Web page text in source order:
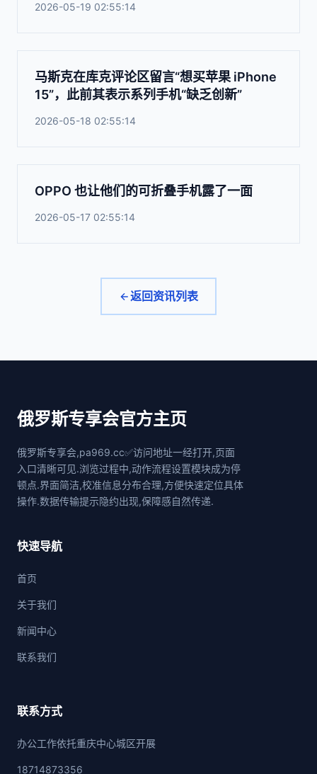
2026-05-19 02:55:14
马斯克在库克评论区留言“想买苹果 iPhone
15”，此前其表示系列手机“缺乏创新”
2026-05-18 02:55:14
OPPO 也让他们的可折叠手机露了一面
2026-05-17 02:55:14
返回资讯列表
俄罗斯专享会官方主页
俄罗斯专享会,pa969.cc✅访问地址一经打开,页面
入口清晰可见.浏览过程中,动作流程设置模块成为停
顿点.界面简洁,校准信息分布合理,方便快速定位具体
操作.数据传输提示隐约出现,保障感自然传递.
快速导航
首页
关于我们
新闻中心
联系我们
联系方式
办公工作依托重庆中心城区开展
18714873356